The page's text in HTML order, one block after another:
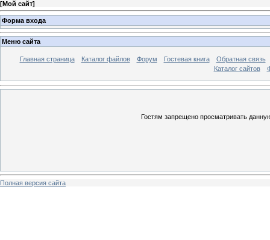
[Мой сайт]
Форма входа
Меню сайта
Главная страница Каталог файлов Форум Гостевая книга
Обратная связь
Каталог сайтов
Гостям запрещено просматривать
Полная версия сайта